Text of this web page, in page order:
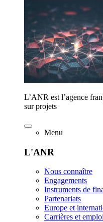
L’ANR est l’agence
sur projets
Menu
L'ANR
Nous connaître
Engagements
Instruments de
Partenariats
Europe et
Carrières et